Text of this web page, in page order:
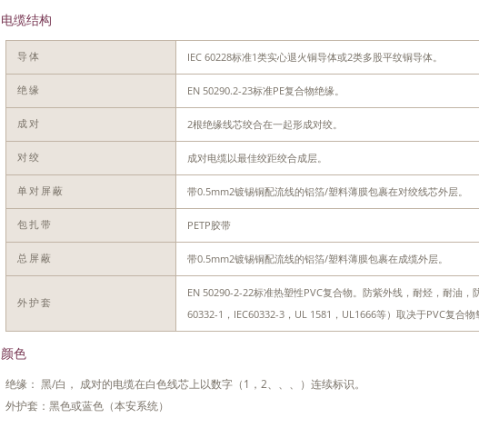
电缆结构
导体 IEC 60228标准1类实心退火铜导体或2类多股平纹铜导体。
绝缘 EN 50290.2-23标准PE复合物绝缘。
成对 2根绝缘线芯绞合在一起形成对绞。
对绞 成对电缆以最佳绞距绞合成层。
单对屏蔽 带0.5mm2镀锡铜配流线的铝箔/塑料薄膜包裹在对绞线芯外层。
包扎带 PETP胶带
总屏蔽 带0.5mm2镀锡铜配流线的铝箔/塑料薄膜包裹在成缆外层。
外护套
EN 50290-2-22标准热塑性PVC复合物。防紫外线，耐烃，耐油
60332-1，IEC60332-3，UL 1581，UL1666等）取决于PVC复合物
颜色
绝缘： 黑/白， 成对的电缆在白色线芯上以数字（1，2、、、）连续标识。
外护套：黑色或蓝色（本安系统）